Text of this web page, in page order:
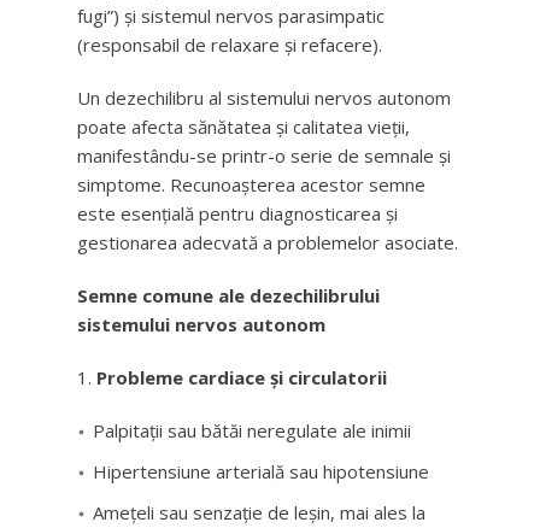
fugi”) și sistemul nervos parasimpatic
(responsabil de relaxare și refacere).
Un dezechilibru al sistemului nervos autonom
poate afecta sănătatea și calitatea vieții,
manifestându-se printr-o serie de semnale și
simptome. Recunoașterea acestor semne
este esențială pentru diagnosticarea și
gestionarea adecvată a problemelor asociate.
Semne comune ale dezechilibrului
sistemului nervos autonom
Probleme cardiace și circulatorii
Palpitații sau bătăi neregulate ale inimii
Hipertensiune arterială sau hipotensiune
Amețeli sau senzație de leșin, mai ales la